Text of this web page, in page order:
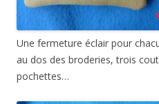
Une fermeture éclair pour
au dos des broderies, trois
pochettes…